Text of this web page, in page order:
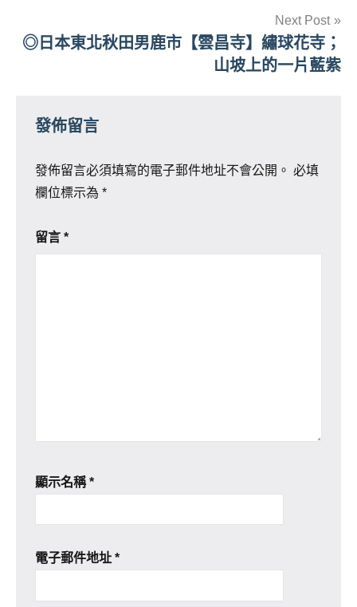
覽
Next Post
◎日本東北秋田男鹿市【雲昌寺】繡球花寺；
山坡上的一片藍紫
發佈留言
發佈留言必須填寫的電子郵件地址不會公開。 必填
欄位標示為 *
留言 *
顯示名稱*
電子郵件地址 *